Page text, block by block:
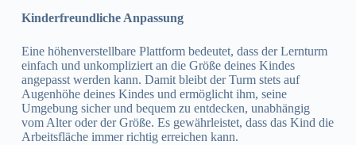
Kinderfreundliche Anpassung
Eine höhenverstellbare Plattform bedeutet, dass der Lernturm
einfach und unkompliziert an die Größe deines Kindes
angepasst werden kann. Damit bleibt der Turm stets auf
Augenhöhe deines Kindes und ermöglicht ihm, seine
Umgebung sicher und bequem zu entdecken, unabhängig
vom Alter oder der Größe. Es gewährleistet, dass das Kind die
Arbeitsfläche immer richtig erreichen kann.